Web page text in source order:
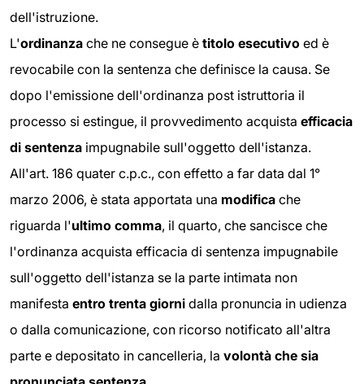
dell'istruzione.
L'ordinanza che ne consegue è titolo esecutivo ed è
revocabile con la sentenza che definisce la causa. Se
dopo l'emissione dell'ordinanza post istruttoria il
processo si estingue, il provvedimento acquista efficacia
di sentenza impugnabile sull'oggetto dell'istanza.
All'art. 186 quater c.p.c., con effetto a far data dal 1°
marzo 2006, è stata apportata una modifica che
riguarda l'ultimo comma, il quarto, che sancisce che
l'ordinanza acquista efficacia di sentenza impugnabile
sull'oggetto dell'istanza se la parte intimata non
manifesta entro trenta giorni dalla pronuncia in udienza
o dalla comunicazione, con ricorso notificato all'altra
parte e depositato in cancelleria, la volontà che sia